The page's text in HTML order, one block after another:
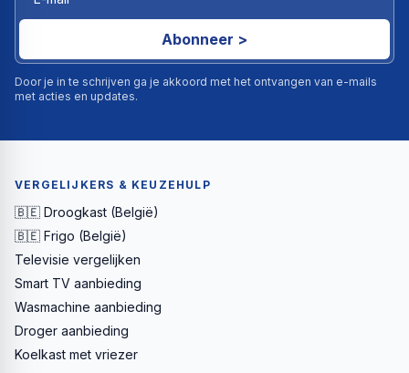
Abonneer >
Door je in te schrijven ga je akkoord met het ontvangen van e-mails
met acties en updates.
VERGELIJKERS & KEUZEHULP
🇧🇪 Droogkast (België)
🇧🇪 Frigo (België)
Televisie vergelijken
Smart TV aanbieding
Wasmachine aanbieding
Droger aanbieding
Koelkast met vriezer